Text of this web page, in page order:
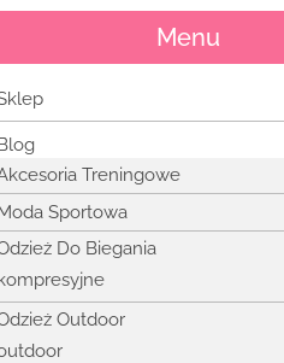
Menu
Treningowe
Sportowa
Do Biegania
Outdoor